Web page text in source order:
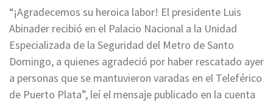
“¡Agradecemos su heroica labor! El presidente Luis
Abinader recibió en el Palacio Nacional a la Unidad
Especializada de la Seguridad del Metro de Santo
Domingo, a quienes agradeció por haber rescatado ayer
a personas que se mantuvieron varadas en el Teleférico
de Puerto Plata”, leí el mensaje publicado en la cuenta